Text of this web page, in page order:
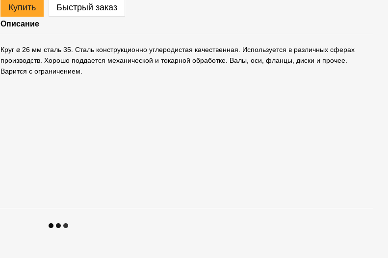
Купить Быстрый заказ
Описание
Круг ⌀ 26 мм сталь 35. Сталь конструкционно углеродистая качественная. Используется в различных сферах
производств. Хорошо поддается механической и токарной обработке. Валы, оси, фланцы, диски и прочее.
Варится с ограничением.